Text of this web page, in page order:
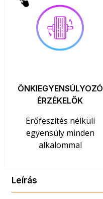
ÖNKIEGYENSÚLYOZÓ
ÉRZÉKELŐK
Erőfeszítés nélküli
egyensúly minden
alkalommal
Leírás